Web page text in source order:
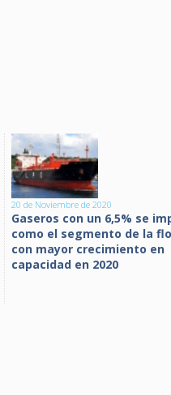
20 de Noviembre de 2020
Gaseros con un 6,5% se
como el segmento de la
con mayor crecimiento en
capacidad en 2020